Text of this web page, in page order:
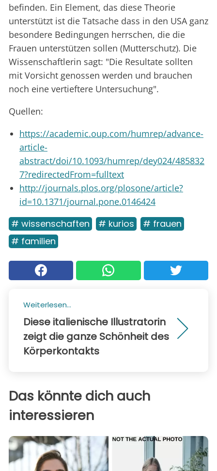
befinden. Ein Element, das diese Theorie
unterstützt ist die Tatsache dass in den USA ganz
besondere Bedingungen herrschen, die die
Frauen unterstützen sollen (Mutterschutz). Die
Wissenschaftlerin sagt: "Die Resultate sollten
mit Vorsicht genossen werden und brauchen
noch eine vertieftere Untersuchung".
Quellen:
https://academic.oup.com/humrep/advance-
article-
abstract/doi/10.1093/humrep/dey024/485832
7?redirectedFrom=fulltext
http://journals.plos.org/plosone/article?
id=10.1371/journal.pone.0146424
# wissenschaften # kurios
# frauen
# familien
Weiterlesen...
Diese italienische Illustratorin
zeigt die ganze Schönheit des
Körperkontakts
Das könnte dich auch
interessieren